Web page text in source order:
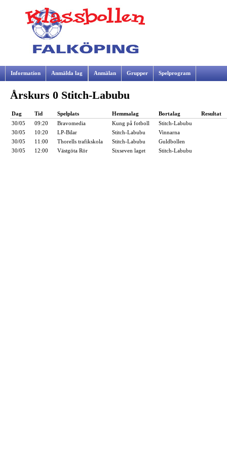
Information Anmälda lag Anmälan Grupper Spelprogram
Samarbetspartners
Årskurs 0 Stitch-Labubu
Dag Tid Spelplats Hemmalag Bortalag
Resultat
30/05
09:20 Bravomedia Kung på fotboll
Stitch-Labubu
30/05
10:20 LP-Bilar Stitch-Labubu
Vinnarna
30/05
11:00 Thorells trafikskola Stitch-Labubu
Guldbollen
30/05
12:00 Västgöta Rör Sixseven laget Stitch-Labubu